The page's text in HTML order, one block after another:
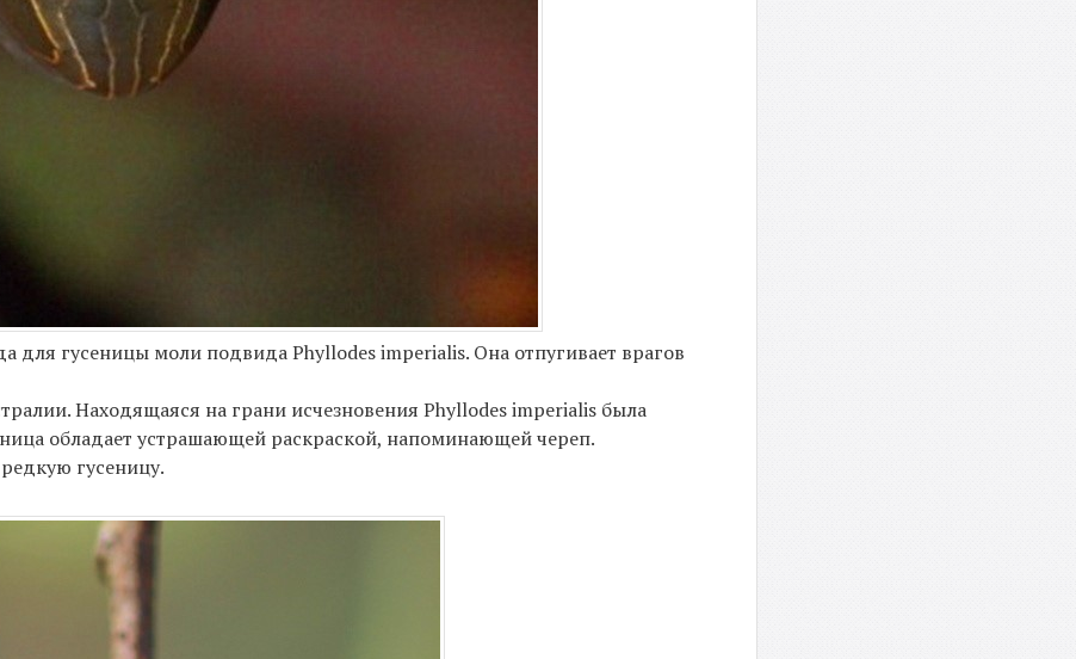
гусеницы моли подвида Phyllodes imperialis. Она отпугивает врагов
Находящаяся на грани исчезновения Phyllodes imperialis была
обладает устрашающей раскраской, напоминающей череп.
гусеницу.